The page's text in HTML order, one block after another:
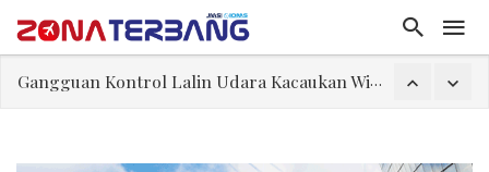
Gangguan Kontrol Lalin Udara Kacaukan Widwest